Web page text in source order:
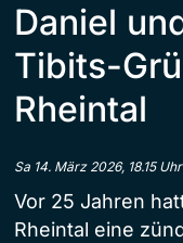
Daniel
Tibits-
Rheintal
Sa 14. März 2026, 18.15 Uhr
Vor 25 Jahren
Rheintal eine